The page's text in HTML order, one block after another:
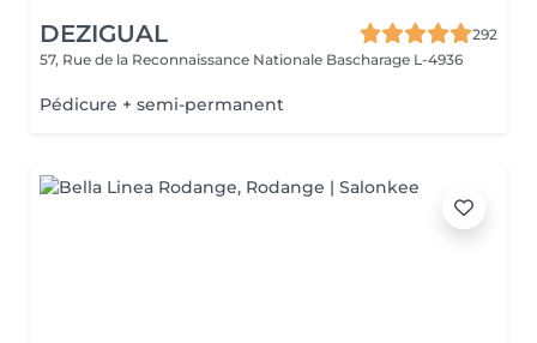
DEZIGUAL
292
57, Rue de la Reconnaissance Nationale Bascharage L-4936
Pédicure + semi-permanent